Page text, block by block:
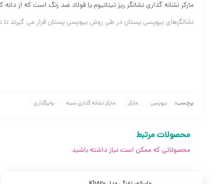
مارکر نشانه گذاری نشانگر ریز تیتانیوم یا فولاد ضد زنگ است که از
نشانگرهای بیوپسی پستان در طی روش بیوپسی پستان قرار می گیرند
برچسب: بیوپسی مارکر مارکر نشانه گذاری سینه وایرگذاری
محصولات مرتبط
محصولاتی که ممکن است نیاز داشته باشید